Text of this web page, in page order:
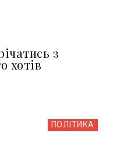
з
хотів
ПОЛІТИКА